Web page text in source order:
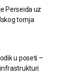
Perseida uz
tornja
u poseti –